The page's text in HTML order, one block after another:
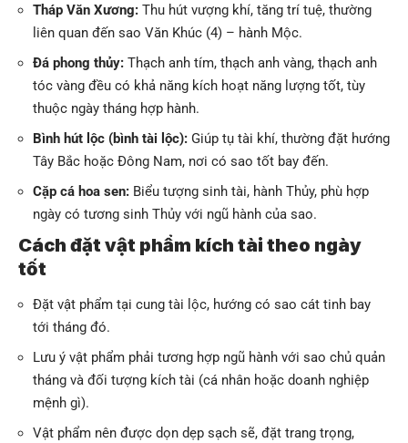
Tháp Văn Xương: Thu hút vượng khí, tăng trí tuệ, thường
liên quan đến sao Văn Khúc (4) – hành Mộc.
Đá phong thủy: Thạch anh tím, thạch anh vàng, thạch anh
tóc vàng đều có khả năng kích hoạt năng lượng tốt, tùy
thuộc ngày tháng hợp hành.
Bình hút lộc (bình tài lộc): Giúp tụ tài khí, thường đặt hướng
Tây Bắc hoặc Đông Nam, nơi có sao tốt bay đến.
Cặp cá hoa sen: Biểu tượng sinh tài, hành Thủy, phù hợp
ngày có tương sinh Thủy với ngũ hành của sao.
Cách đặt vật phẩm kích tài theo ngày
tốt
Đặt vật phẩm tại cung tài lộc, hướng có sao cát tinh bay
tới tháng đó.
Lưu ý vật phẩm phải tương hợp ngũ hành với sao chủ quản
tháng và đối tượng kích tài (cá nhân hoặc doanh nghiệp
mệnh gì).
Vật phẩm nên được dọn dẹp sạch sẽ, đặt trang trọng,